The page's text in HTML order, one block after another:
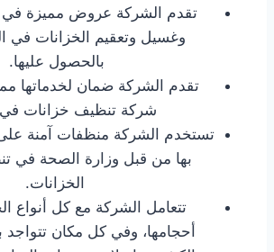
تقدم الشركة عروض مميزة
وغسيل وتعقيم الخزانات في
بالحصول عليها.
تقدم الشركة ضمان لخدماتها
شركة تنظيف خزانات في
تستخدم الشركة منظفات آمنة
بها من قبل وزارة الصحة في
الخزانات.
تتعامل الشركة مع كل أنواع
أحجامها، وفي كل مكان تتواجد